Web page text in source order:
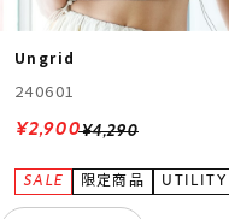
Ungrid
240601
¥4,290
¥2,900